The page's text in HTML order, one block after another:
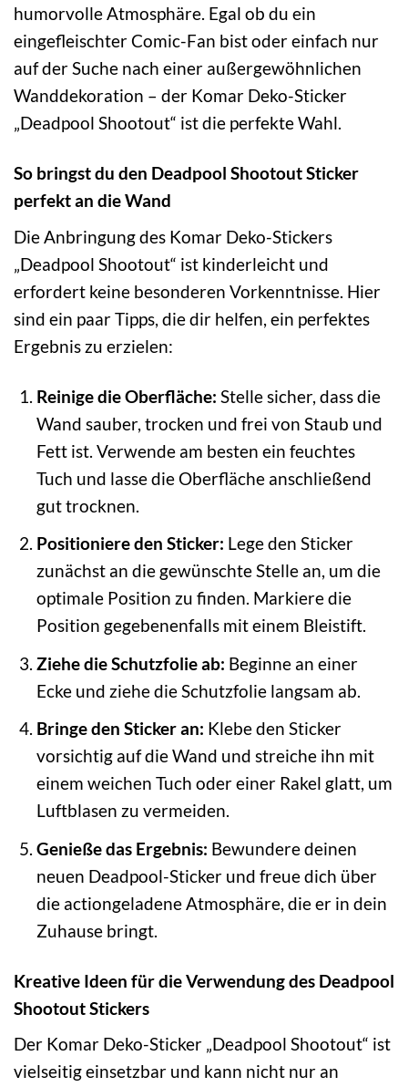
humorvolle Atmosphäre. Egal ob du ein
eingefleischter Comic-Fan bist oder einfach nur
auf der Suche nach einer außergewöhnlichen
Wanddekoration – der Komar Deko-Sticker
„Deadpool Shootout“ ist die perfekte Wahl.
So bringst du den Deadpool Shootout Sticker
perfekt an die Wand
Die Anbringung des Komar Deko-Stickers
„Deadpool Shootout“ ist kinderleicht und
erfordert keine besonderen Vorkenntnisse. Hier
sind ein paar Tipps, die dir helfen, ein perfektes
Ergebnis zu erzielen:
Reinige die Oberfläche: Stelle sicher, dass die
Wand sauber, trocken und frei von Staub und
Fett ist. Verwende am besten ein feuchtes
Tuch und lasse die Oberfläche anschließend
gut trocknen.
Positioniere den Sticker: Lege den Sticker
zunächst an die gewünschte Stelle an, um die
optimale Position zu finden. Markiere die
Position gegebenenfalls mit einem Bleistift.
Ziehe die Schutzfolie ab: Beginne an einer
Ecke und ziehe die Schutzfolie langsam ab.
Bringe den Sticker an: Klebe den Sticker
vorsichtig auf die Wand und streiche ihn mit
einem weichen Tuch oder einer Rakel glatt, um
Luftblasen zu vermeiden.
Genieße das Ergebnis: Bewundere deinen
neuen Deadpool-Sticker und freue dich über
die actiongeladene Atmosphäre, die er in dein
Zuhause bringt.
Kreative Ideen für die Verwendung des Deadpool
Shootout Stickers
Der Komar Deko-Sticker „Deadpool Shootout“ ist
vielseitig einsetzbar und kann nicht nur an